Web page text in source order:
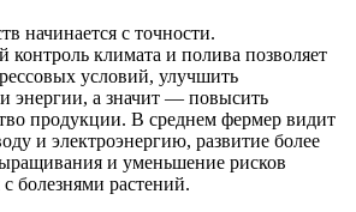
начинается с точности.
климата и полива позволяет
условий, улучшить
энергии, а значит — повысить
продукции. В среднем фермер видит
и электроэнергию, развитие более
и уменьшение рисков
болезнями растений.